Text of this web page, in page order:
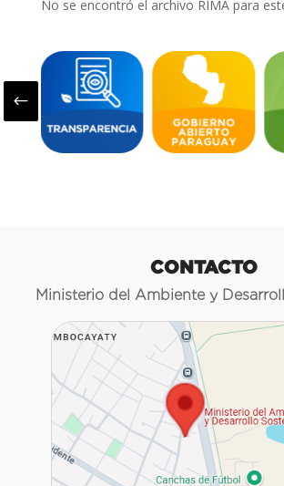
No se encontró el archivo RIMA para
#
CONTACTO
Ministerio del Ambiente y